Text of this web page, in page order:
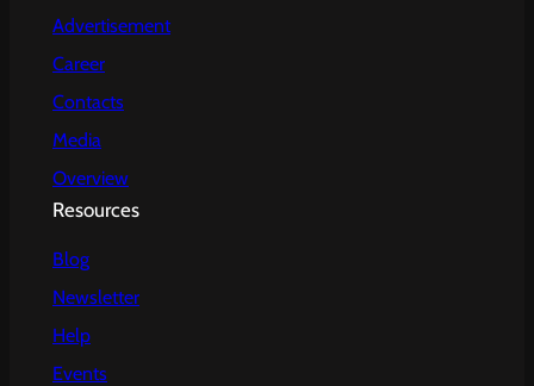
Advertisement
Career
Contacts
Media
Overview
Resources
Blog
Newsletter
Help
Events